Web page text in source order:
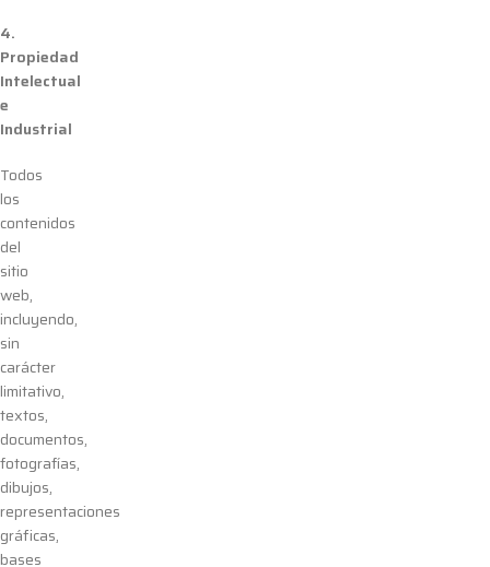
4.
Propiedad
Intelectual
e
Industrial
Todos
los
contenidos
del
sitio
web,
incluyendo,
sin
carácter
limitativo,
textos,
documentos,
fotografías,
dibujos,
representaciones
gráficas,
bases